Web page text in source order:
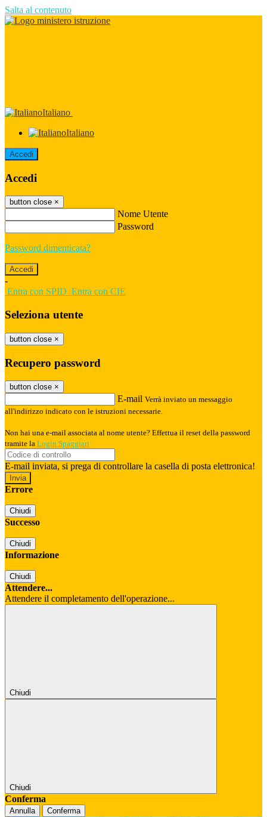
Salta al contenuto
Italiano
Italiano
Accedi
Accedi
button close ×
Nome Utente
Password
Password dimenticata?
-
Entra con SPID Entra con CIE
Seleziona utente
button close ×
Recupero password
button close ×
E-mail Verrà inviato un messaggio
all'indirizzo indicato con le istruzioni necessarie.
Non hai una e-mail associata al nome utente? Effettua il reset della password
tramite la Login Spaggiari
E-mail inviata, si prega di controllare la casella di posta elettronica!
Errore
Chiudi
Successo
Chiudi
Informazione
Chiudi
Attendere...
Attendere il completamento dell'operazione...
Chiudi
Chiudi
Conferma
Annulla Conferma